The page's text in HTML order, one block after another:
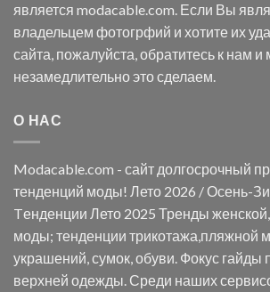
является modacable.com. Если Вы
владельцем фотогрфий и хотите их
сайта, пожалуйста, обратитесь к нам и
незамедлительно это сделаем.
О НАС
Modacable.com - сайт долгосрочный
тенденций моды! Лето 2026 / Осень-
Tенденции Лето 2025 Тренды
моды; тенденции трикотажа,пляжной
украшений, сумок, обуви. Фокус гайды
верхней одежды. Среди наших